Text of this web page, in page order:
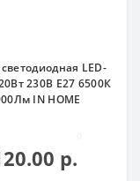
LED-
230В Е27 6500К
IN HOME
р.